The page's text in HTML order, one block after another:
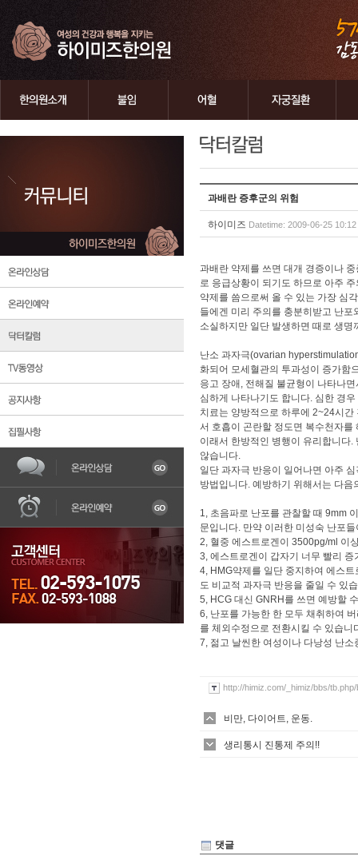
한의원소개 자궁질환 조기
과배란 증후군의 위험
하이미즈 Datetime: 2009-06-25 10:12
과배란 약제를 쓰면 대개 경증이나
로 응급상황이 되기도 하므로 아주
약제를 씀으로써 올 수 있는 가장 심
들에겐 미리 주의를 충분히받고 난
소실하지만 일단 발생하면 때로 생
난소 과자극(ovarian
화되어 모세혈관의 투과성이 증가함
응고 장애, 전해질 불균형이 나타나
심하게 나타나기도 합니다. 심한 경
치료는 양방적으로 하루에 2~24시
서 호흡이 곤란할 정도면 복수천자
이래서 한방적인 병행이 유리합니다
않습니다.
일단 과자극 반응이 일어나면 아주
방법입니다. 예방하기 위해서는 다음
1, 초음파로 난포를 관찰할 때 9mm
문입니다. 만약 이러한 미성숙 난포
2, 혈중 에스트로겐이 3500pg/ml 이
3, 에스트로겐이 갑자기 너무 빨리
4, HMG약제를 일단 중지하여 에스
도 비교적 과자극 반응을 줄일 수 있
5, HCG 대신 GNRH를 쓰면 예방할
6, 난포를 가능한 한 모두 채취하여
를 체외수정으로 전환시킬 수 있습니
7, 젊고 날씬한 여성이나 다낭성 난
http://himiz.com/_himiz/bbs/
비만, 다이어트, 운동.
생리통시 진통제 주의!!
댓글